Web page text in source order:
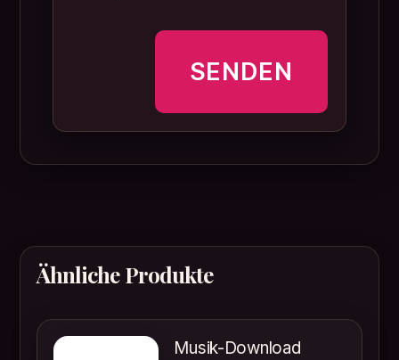
Ähnliche Produkte
Musik-Download